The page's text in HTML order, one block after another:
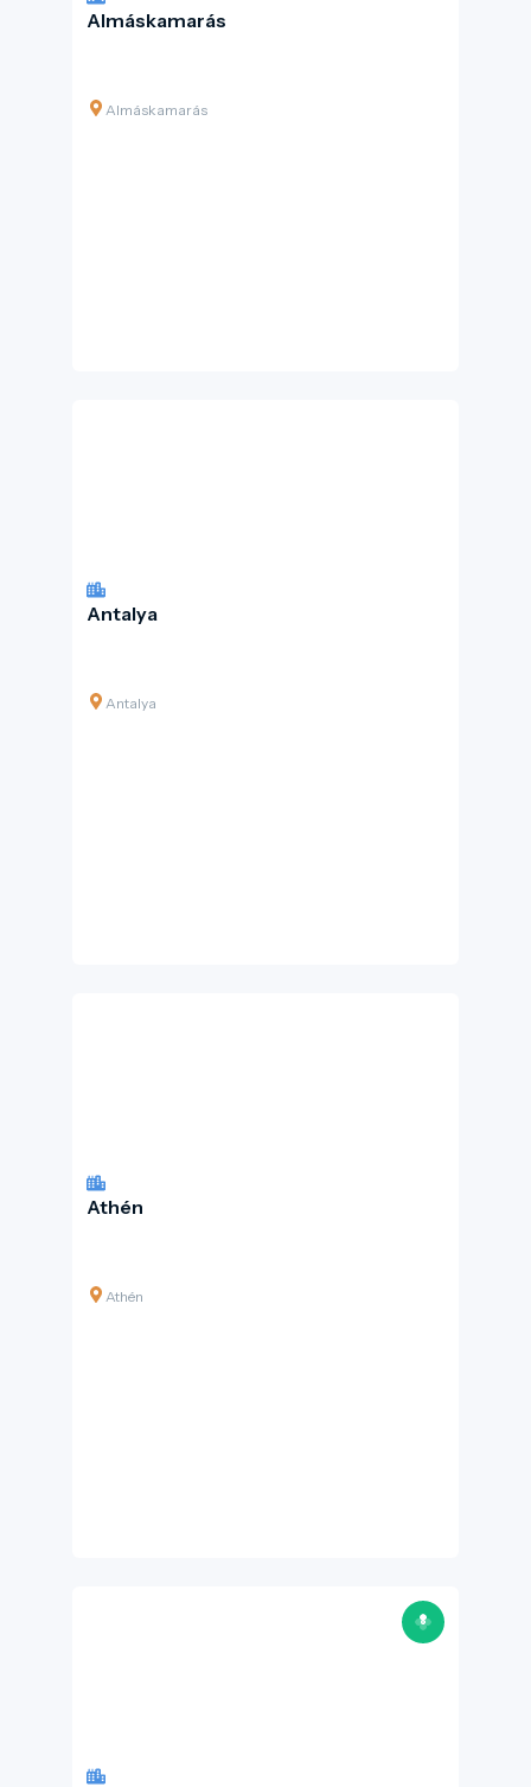
Almáskamarás
Almáskamarás
Antalya
Antalya
Athén
Athén